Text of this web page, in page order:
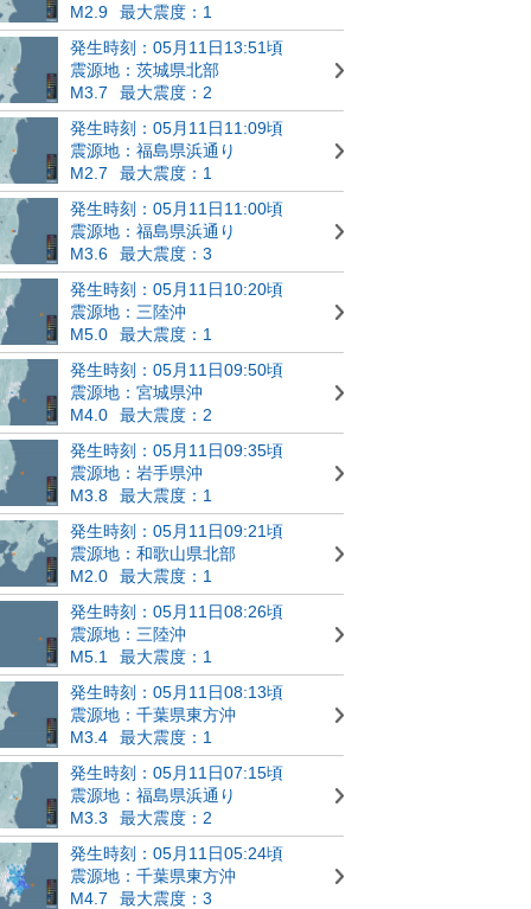
M2.9
最大震度：1
発生時刻：05月11日13:51頃
震源地：茨城県北部
M3.7
最大震度：2
発生時刻：05月11日11:09頃
震源地：福島県浜通り
M2.7
最大震度：1
発生時刻：05月11日11:00頃
震源地：福島県浜通り
M3.6
最大震度：3
発生時刻：05月11日10:20頃
震源地：三陸沖
M5.0
最大震度：1
発生時刻：05月11日09:50頃
震源地：宮城県沖
M4.0
最大震度：2
発生時刻：05月11日09:35頃
震源地：岩手県沖
M3.8
最大震度：1
発生時刻：05月11日09:21頃
震源地：和歌山県北部
M2.0
最大震度：1
発生時刻：05月11日08:26頃
震源地：三陸沖
M5.1
最大震度：1
発生時刻：05月11日08:13頃
震源地：千葉県東方沖
M3.4
最大震度：1
発生時刻：05月11日07:15頃
震源地：福島県浜通り
M3.3
最大震度：2
発生時刻：05月11日05:24頃
震源地：千葉県東方沖
M4.7
最大震度：3